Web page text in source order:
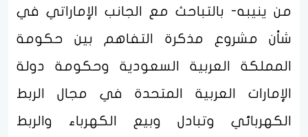
من ينيبه- بالتباحث مع الجانب الإماراتي في
شأن مشروع مذكرة التفاهم بين حكومة
المملكة العربية السعودية وحكومة دولة
الإمارات العربية المتحدة في مجال الربط
الكهربائي وتبادل وبيع الكهرباء والربط